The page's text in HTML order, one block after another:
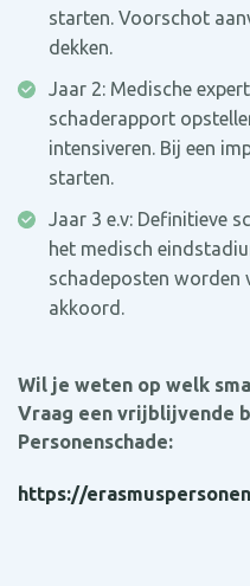
starten. Voorschot
dekken.
Jaar 2: Medische
schaderapport
intensiveren. Bij een
starten.
Jaar 3 e.v: Definitieve
het medisch
schadeposten worden
akkoord.
Wil je weten op welk
Vraag een vrijblijvende
Personenschade:
https://